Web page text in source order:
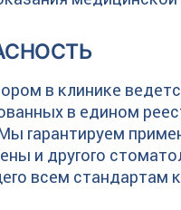
в клинике
в едином
гарантируем
и другого
всем стандартам